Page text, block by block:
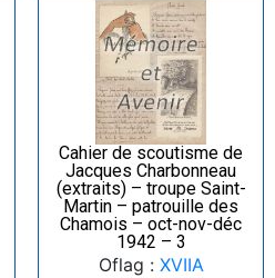
Cahier de scoutisme de
Jacques Charbonneau
(extraits) – troupe Saint-
Martin – patrouille des
Chamois – oct-nov-déc
1942 – 3
Oflag : XVIIA